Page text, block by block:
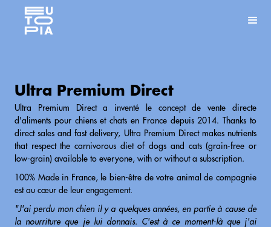
Ultra Premium Direct
Ultra Premium Direct a inventé le concept de vente directe
d'aliments pour chiens et chats en France depuis 2014. Thanks to
direct sales and fast delivery, Ultra Premium Direct makes nutrients
that respect the carnivorous diet of dogs and cats (grain-free or
low-grain) available to everyone, with or without a subscription.
100% Made in France, le bien-être de votre animal de compagnie
est au cœur de leur engagement.
"J'ai perdu mon chien il y a quelques années, en partie à cause de
la nourriture que je lui donnais. C'est à ce moment-là que j'ai